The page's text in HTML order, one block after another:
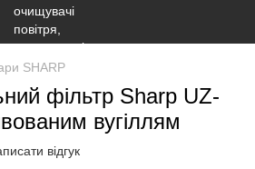
SHARP
фільтр Sharp UZ-
вугіллям
відгук